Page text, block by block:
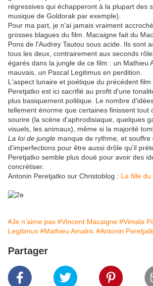
régressives qui échapperont à la plupart des
musique de Goldorak par exemple).
Pour ma part, je n'ai jamais vraiment
grosses blagues du film. Macaigne fait du
Pons de l'Audrey Tautou sous acide. Ils sont
tous les deux, contrairement aux seconds
égarés dans la jungle de ce film : un Mathieu
mauvais, un Pascal Legitimus en perdition.
L'aspect lunaire et poétique du précédent film
Peretjatko est ici sacrifié au profit d'une
plus basiquement politique. Le nombre
tellement énorme que certaines finissent tout
sourire (la scène d'aphrodisiaque, quelques
visuels, les animaux), même si la majorité
La loi de jungle manque de rythme, et souffre
d'imperfections pour être aussi drôle qu'il
Peretjatko semble plus doué pour avoir des
concrétiser.
Antonin Peretjatko sur Christoblog : La fille du
#Je n'aime pas #Vincent Macaigne #Vimala
Legitimus #Mathieu Amalric #Antonin
Partager